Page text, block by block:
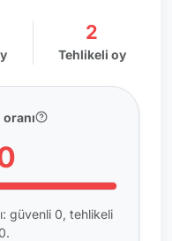
2
Tehlikeli oy
güvenli 0, tehlikeli